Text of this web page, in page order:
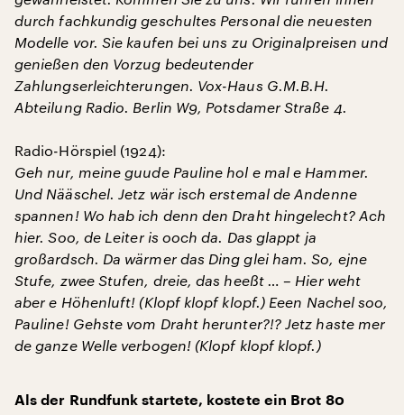
durch fachkundig geschultes Personal die neuesten
Modelle vor. Sie kaufen bei uns zu Originalpreisen und
genießen den Vorzug bedeutender
Zahlungserleichterungen. Vox-Haus G.M.B.H.
Abteilung Radio. Berlin W9, Potsdamer Straße 4.
Radio-Hörspiel (1924):
Geh nur, meine guude Pauline hol e mal e Hammer.
Und Nääschel. Jetz wär isch erstemal de Andenne
spannen! Wo hab ich denn den Draht hingelecht? Ach
hier. Soo, de Leiter is ooch da. Das glappt ja
großardsch. Da wärmer das Ding glei ham. So, ejne
Stufe, zwee Stufen, dreie, das heeßt … – Hier weht
aber e Höhenluft! (Klopf klopf klopf.) Eeen Nachel soo,
Pauline! Gehste vom Draht herunter?!? Jetz haste mer
de ganze Welle verbogen! (Klopf klopf klopf.)
Als der Rundfunk startete, kostete ein Brot 80